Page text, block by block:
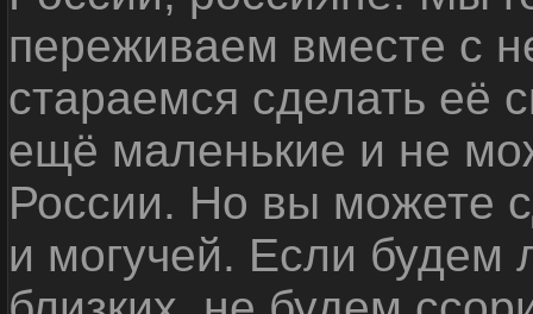
переживаем вместе с
стараемся сделать её
ещё маленькие и не
России. Но вы можете
и могучей. Если будем